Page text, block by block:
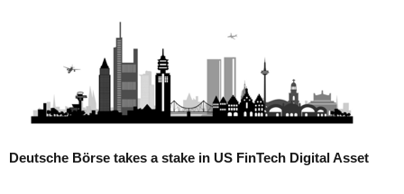
Deutsche Börse takes a stake in US FinTech Digital Asset